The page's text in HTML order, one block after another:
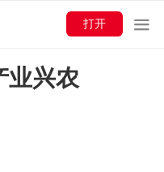
打开
业兴农